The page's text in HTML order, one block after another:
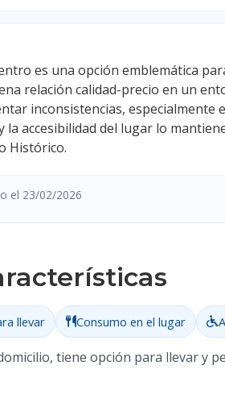
es una opción emblemática
relación calidad-precio en un
inconsistencias, especialmente
la accesibilidad del lugar lo
Histórico.
el 23/02/2026
llevar Consumo en el lugar
tiene opción para llevar y